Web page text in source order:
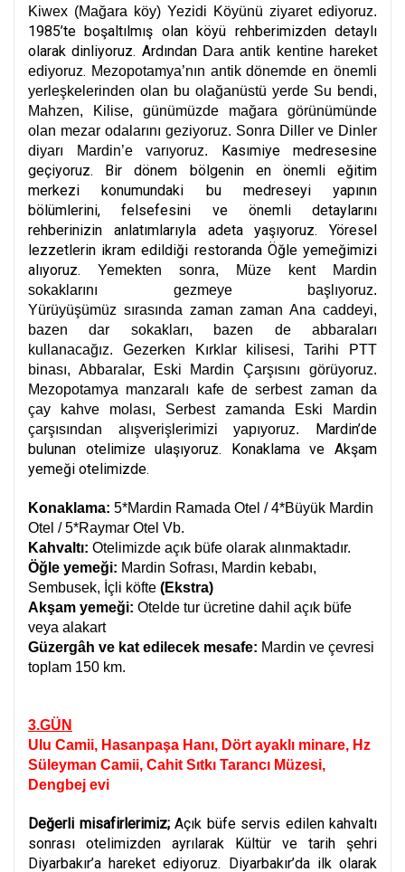
Kiwex (Mağara köy) Yezidi Köyünü ziyaret ediyoruz.
1985’te boşaltılmış olan köyü rehberimizden detaylı
olarak dinliyoruz. Ardından Dara antik kentine hareket
ediyoruz. Mezopotamya’nın antik dönemde en önemli
yerleşkelerinden olan bu olağanüstü yerde Su bendi,
Mahzen, Kilise, günümüzde mağara görünümünde
olan mezar odalarını geziyoruz. Sonra Diller ve Dinler
diyarı Mardin’e varıyoruz. Kasımiye medresesine
geçiyoruz. Bir dönem bölgenin en önemli eğitim
merkezi konumundaki bu medreseyi yapının
bölümlerini, felsefesini ve önemli detaylarını
rehberinizin anlatımlarıyla adeta yaşıyoruz. Yöresel
lezzetlerin ikram edildiği restoranda Öğle yemeğimizi
alıyoruz. Yemekten sonra, Müze kent Mardin
sokaklarını gezmeye başlıyoruz.
Yürüyüşümüz sırasında zaman zaman Ana caddeyi,
bazen dar sokakları, bazen de abbaraları
kullanacağız. Gezerken Kırklar kilisesi, Tarihi PTT
binası, Abbaralar, Eski Mardin Çarşısını görüyoruz.
Mezopotamya manzaralı kafe de serbest zaman da
çay kahve molası, Serbest zamanda Eski Mardin
çarşısından alışverişlerimizi yapıyoruz. Mardin’de
bulunan otelimize ulaşıyoruz. Konaklama ve Akşam
yemeği otelimizde.
Konaklama: 5*Mardin Ramada Otel / 4*Büyük Mardin
Otel / 5*Raymar Otel Vb.
Kahvaltı: Otelimizde açık büfe olarak alınmaktadır.
Öğle yemeği: Mardin Sofrası, Mardin kebabı,
Sembusek, İçli köfte (Ekstra)
Akşam yemeği: Otelde tur ücretine dahil açık büfe
veya alakart
Güzergâh ve kat edilecek mesafe: Mardin ve çevresi
toplam 150 km.
3.GÜN
Ulu Camii, Hasanpaşa Hanı, Dört ayaklı minare, Hz
Süleyman Camii, Cahit Sıtkı Tarancı Müzesi,
Dengbej evi
Değerli misafirlerimiz;Açık büfe servis edilen kahvaltı
sonrası otelimizden ayrılarak Kültür ve tarih şehri
Diyarbakır’a hareket ediyoruz. Diyarbakır’da ilk olarak